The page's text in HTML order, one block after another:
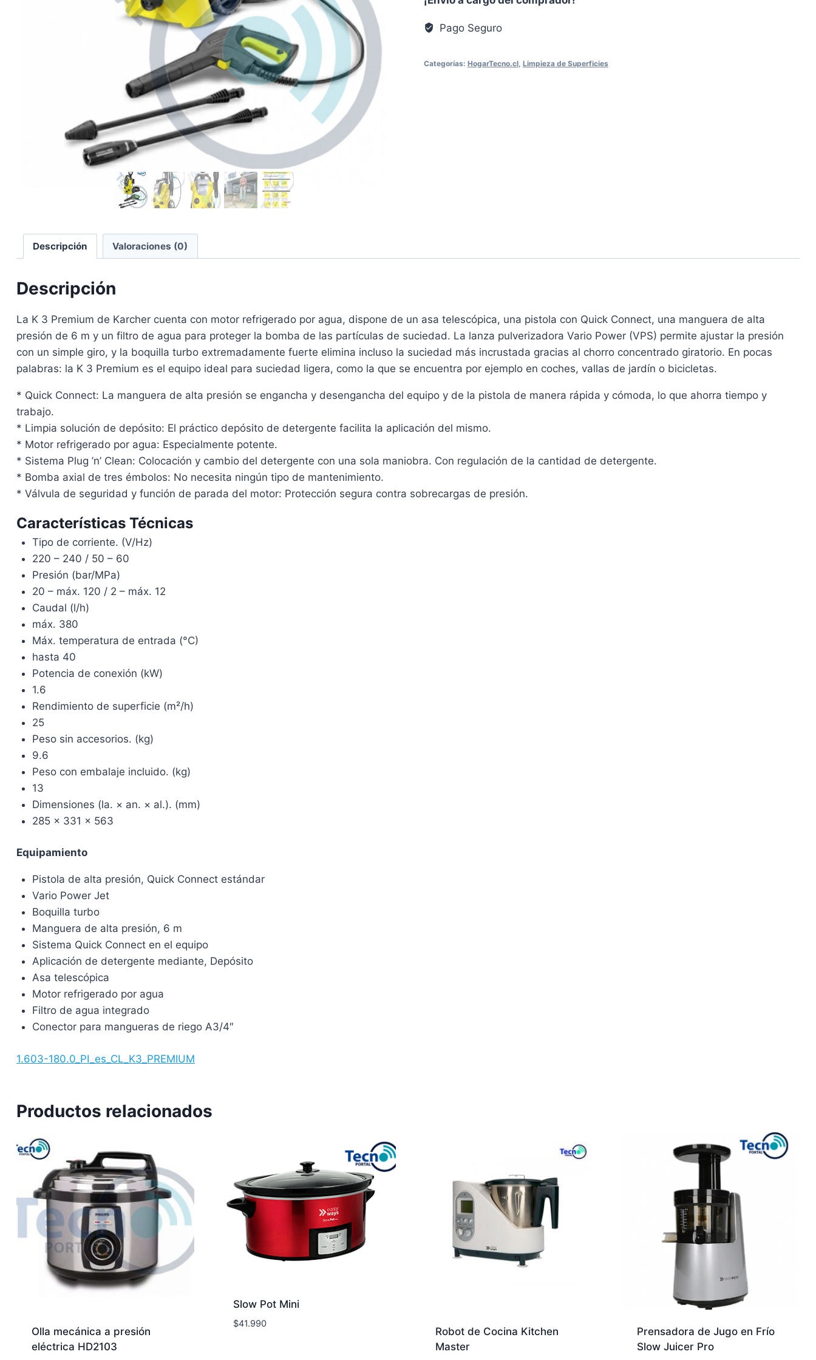
Premium
cantidad
Pago Seguro
Categorías: HogarTecno.cl, Limpieza de Superficies
Descripción Valoraciones (0)
Descripción
La K 3 Premium de Karcher cuenta con motor refrigerado por agua, dispone de un asa telescópica, una pistola con Quick Connect, una manguera de alta
presión de 6 m y un filtro de agua para proteger la bomba de las partículas de suciedad. La lanza pulverizadora Vario Power (VPS) permite ajustar la presión
con un simple giro, y la boquilla turbo extremadamente fuerte elimina incluso la suciedad más incrustada gracias al chorro concentrado giratorio. En pocas
palabras: la K 3 Premium es el equipo ideal para suciedad ligera, como la que se encuentra por ejemplo en coches, vallas de jardín o bicicletas.
* Quick Connect: La manguera de alta presión se engancha y desengancha del equipo y de la pistola de manera rápida y cómoda, lo que ahorra tiempo y
trabajo.
* Limpia solución de depósito: El práctico depósito de detergente facilita la aplicación del mismo.
* Motor refrigerado por agua: Especialmente potente.
* Sistema Plug ’n’ Clean: Colocación y cambio del detergente con una sola maniobra. Con regulación de la cantidad de detergente.
* Bomba axial de tres émbolos: No necesita ningún tipo de mantenimiento.
* Válvula de seguridad y función de parada del motor: Protección segura contra sobrecargas de presión.
Características Técnicas
Tipo de corriente. (V/Hz)
220 – 240 / 50 – 60
Presión (bar/MPa)
20 – máx. 120 / 2 – máx. 12
Caudal (l/h)
máx. 380
Máx. temperatura de entrada (°C)
hasta 40
Potencia de conexión (kW)
1.6
Rendimiento de superficie (m²/h)
25
Peso sin accesorios. (kg)
9.6
Peso con embalaje incluido. (kg)
13
Dimensiones (la. × an. × al.). (mm)
285 x 331 x 563
Equipamiento
Pistola de alta presión, Quick Connect estándar
Vario Power Jet
Boquilla turbo
Manguera de alta presión, 6 m
Sistema Quick Connect en el equipo
Aplicación de detergente mediante, Depósito
Asa telescópica
Motor refrigerado por agua
Filtro de agua integrado
Conector para mangueras de riego A3/4″
1.603-180.0_PI_es_CL_K3_PREMIUM
Productos relacionados
Olla mecánica a presión
eléctrica HD2103
Slow Pot Mini
$41.990
Robot de Cocina Kitchen
Master
Prensadora de Jugo en Frío
Slow Juicer Pro